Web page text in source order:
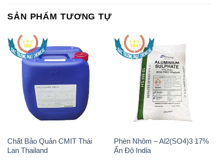
SẢN PHẨM TƯƠNG TỰ
Chất Bảo Quản CMIT Thái
Lan Thailand
Phèn Nhôm – Al2(SO4)3 17%
Ấn Độ India